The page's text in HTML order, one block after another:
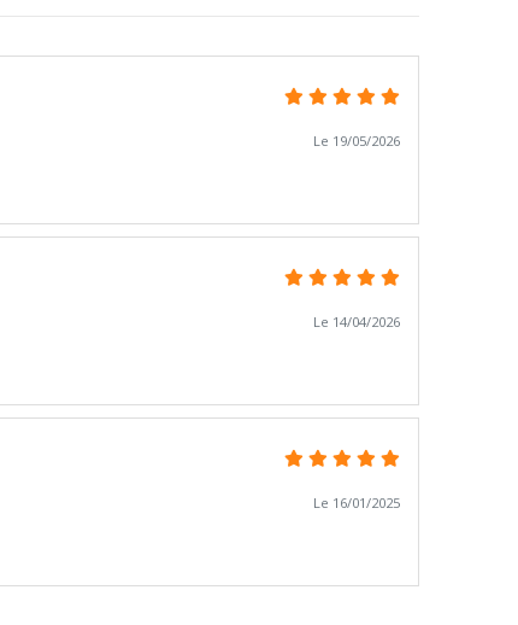
Le 19/05/2026
Le 14/04/2026
Le 16/01/2025